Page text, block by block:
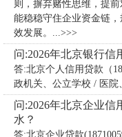
则，摒弃赌性思维，提
能稳稳守住企业资金链
效发展。...>>>
问:2026年北京银行信
答:北京个人信用贷款（
政机关、公立学校 / 医院
问:2026年北京企业信
水？
答:北京企业贷款